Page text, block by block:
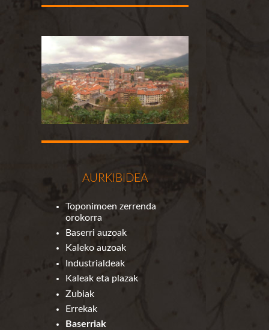
AURKIBIDEA
Toponimoen zerrenda
orokorra
Baserri auzoak
Kaleko auzoak
Industrialdeak
Kaleak eta plazak
Zubiak
Errekak
Baserriak